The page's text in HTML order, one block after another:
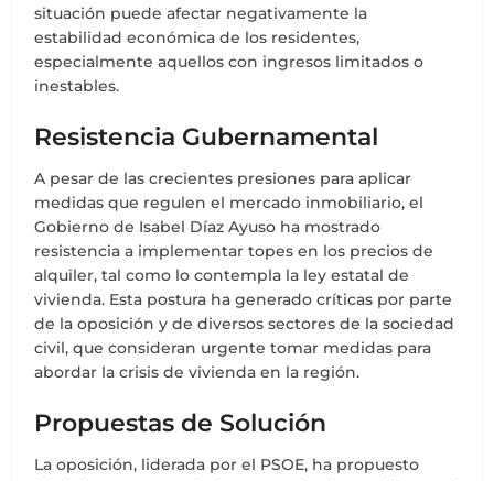
situación puede afectar negativamente la
estabilidad económica de los residentes,
especialmente aquellos con ingresos limitados o
inestables.
Resistencia Gubernamental
A pesar de las crecientes presiones para aplicar
medidas que regulen el mercado inmobiliario, el
Gobierno de Isabel Díaz Ayuso ha mostrado
resistencia a implementar topes en los precios de
alquiler, tal como lo contempla la ley estatal de
vivienda. Esta postura ha generado críticas por parte
de la oposición y de diversos sectores de la sociedad
civil, que consideran urgente tomar medidas para
abordar la crisis de vivienda en la región.
Propuestas de Solución
La oposición, liderada por el PSOE, ha propuesto